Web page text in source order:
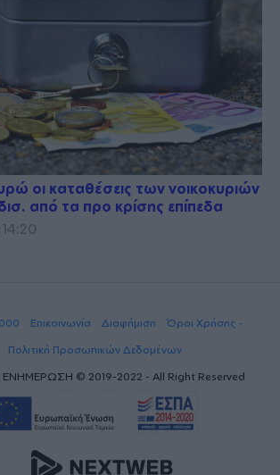
οι καταθέσεις των νοικοκυριών
από τα προ κρίσης επίπεδα
Επικοινωνία Διαφήμιση
Όροι Χρήσης -
Πολιτική Προσωπικών Δεδομένων
ΕΝΗΜΕΡΩΣΗ © 2019-2022 - All Right Reserved